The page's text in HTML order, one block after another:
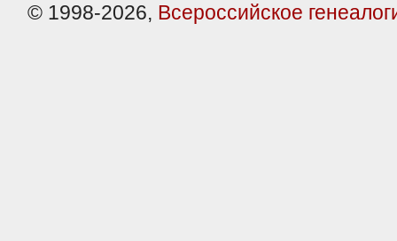
© 1998-2026, Всероссийское